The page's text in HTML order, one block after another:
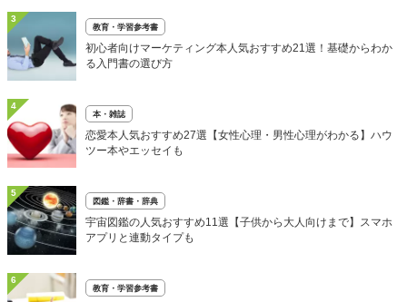
3
教育・学習参考書
初心者向けマーケティング本人気おすすめ21選！基礎からわか
る入門書の選び方
4
本・雑誌
恋愛本人気おすすめ27選【女性心理・男性心理がわかる】ハウ
ツー本やエッセイも
5
図鑑・辞書・辞典
宇宙図鑑の人気おすすめ11選【子供から大人向けまで】スマホ
アプリと連動タイプも
6
教育・学習参考書